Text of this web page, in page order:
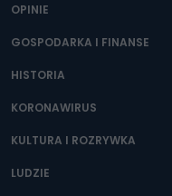
OPINIE
GOSPODARKA I FINANSE
HISTORIA
KORONAWIRUS
KULTURA I ROZRYWKA
LUDZIE